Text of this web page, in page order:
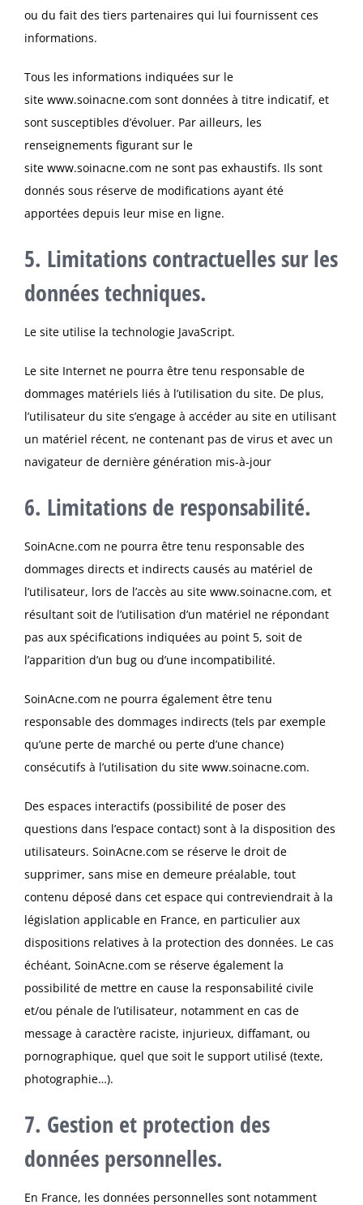
ou du fait des tiers partenaires qui lui fournissent ces
informations.
Tous les informations indiquées sur le
site www.soinacne.com sont données à titre indicatif, et
sont susceptibles d’évoluer. Par ailleurs, les
renseignements figurant sur le
site www.soinacne.com ne sont pas exhaustifs. Ils sont
donnés sous réserve de modifications ayant été
apportées depuis leur mise en ligne.
5. Limitations contractuelles sur les
données techniques.
Le site utilise la technologie JavaScript.
Le site Internet ne pourra être tenu responsable de
dommages matériels liés à l’utilisation du site. De plus,
l’utilisateur du site s’engage à accéder au site en utilisant
un matériel récent, ne contenant pas de virus et avec un
navigateur de dernière génération mis-à-jour
6. Limitations de responsabilité.
SoinAcne.com ne pourra être tenu responsable des
dommages directs et indirects causés au matériel de
l’utilisateur, lors de l’accès au site www.soinacne.com, et
résultant soit de l’utilisation d’un matériel ne répondant
pas aux spécifications indiquées au point 5, soit de
l’apparition d’un bug ou d’une incompatibilité.
SoinAcne.com ne pourra également être tenu
responsable des dommages indirects (tels par exemple
qu’une perte de marché ou perte d’une chance)
consécutifs à l’utilisation du site www.soinacne.com.
Des espaces interactifs (possibilité de poser des
questions dans l’espace contact) sont à la disposition des
utilisateurs. SoinAcne.com se réserve le droit de
supprimer, sans mise en demeure préalable, tout
contenu déposé dans cet espace qui contreviendrait à la
législation applicable en France, en particulier aux
dispositions relatives à la protection des données. Le cas
échéant, SoinAcne.com se réserve également la
possibilité de mettre en cause la responsabilité civile
et/ou pénale de l’utilisateur, notamment en cas de
message à caractère raciste, injurieux, diffamant, ou
pornographique, quel que soit le support utilisé (texte,
photographie…).
7. Gestion et protection des
données personnelles.
En France, les données personnelles sont notamment